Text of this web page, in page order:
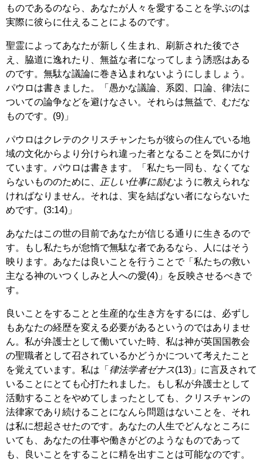
ものであるのなら、あなたが人々を愛することを学ぶのは
実際に彼らに仕えることによるのです。
聖霊によってあなたが新しく生まれ、刷新された後でさ
え、脇道に逸れたり、無益な者になってしまう誘惑はある
のです。無駄な議論に巻き込まれないようにしましょう。
パウロは書きました。「愚かな議論、系図、口論、律法に
ついての論争などを避けなさい。それらは無益で、むだな
ものです。(9)」
パウロはクレテのクリスチャンたちが彼らの住んでいる地
域の文化からより分けられ違った者となることを気にかけ
ています。パウロは書きます。「私たち一同も、なくてな
らないもののために、
正しい仕事に励むように教えられな
ければなりません。それは、実を結ばない者にならないた
めです。(3:14)」
あなたはこの世の目前であなたが信じる通りに生きるので
す。もし私たちが怠惰で無駄な者であるなら、人にはそう
映ります。あなたは良いことを行うことで「私たちの救い
主なる神のいつくしみと人への愛(4)」を反映させるべきで
す。
良いことをすることと生産的な生き方をするには、必ずし
もあなたの経歴を変える必要があるというのではありませ
ん。私が弁護士として働いていた時、私は神が英国国教会
の聖職者として召されているかどうかについて考えたこと
を覚えています。私は「 律法学者ゼナス(13)」に言及されて
いることにとても心打たれました。もし私が弁護士として
活動することをやめてしまったとしても、クリスチャンの
法律家であり続けることになんら問題はないことを、それ
は私に想起させたのです。あなたの人生でどんなところに
いても、あなたの仕事や働きがどのようなものであって
も、良いことをすることに精を出すことは可能なのです。